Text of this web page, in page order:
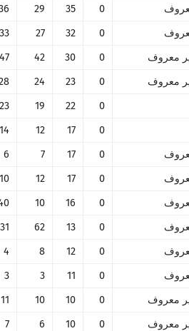
بصمات أجهزة إنترنت الأشياء وهجوم المصائد يتم
0
35
29
0
32
27
33
معروف
0
30
42
47
معروف
0
23
24
0
22
19
23
0
17
12
14
0
17
7
6
0
17
12
10
0
16
10
0
13
62
31
0
12
8
4
0
11
3
3
معروف
0
10
10
11
معروف
0
10
6
7